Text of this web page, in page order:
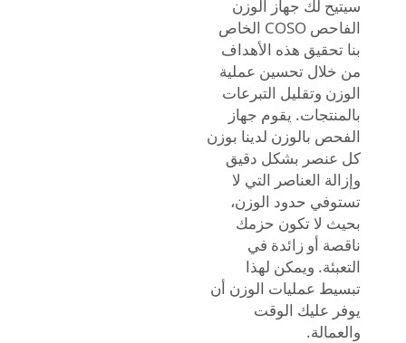
سيتيح لك جهاز الوزن
الفاحص COSO الخاص
بنا تحقيق هذه الأهداف
من خلال تحسين عملية
الوزن وتقليل التبرعات
بالمنتجات. يقوم جهاز
الفحص بالوزن لدينا بوزن
كل عنصر بشكل دقيق
وإزالة العناصر التي لا
تستوفي حدود الوزن،
بحيث لا تكون حزمك
ناقصة أو زائدة في
التعبئة. ويمكن لهذا
تبسيط عمليات الوزن أن
يوفر عليك الوقت
والعمالة.